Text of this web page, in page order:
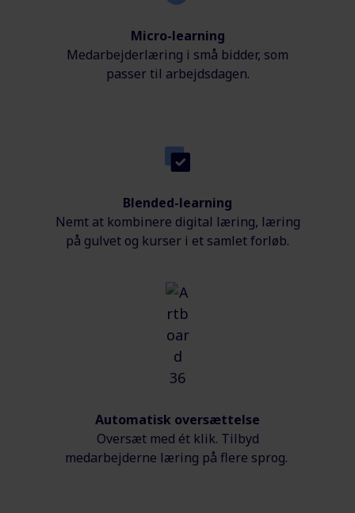
Micro-learning
Medarbejderlæring i små bidder, som
passer til arbejdsdagen.
Blended-learning
Nemt at kombinere digital læring, læring
på gulvet og kurser i et samlet forløb.
Automatisk oversættelse
Oversæt med ét klik. Tilbyd
medarbejderne læring på flere sprog.